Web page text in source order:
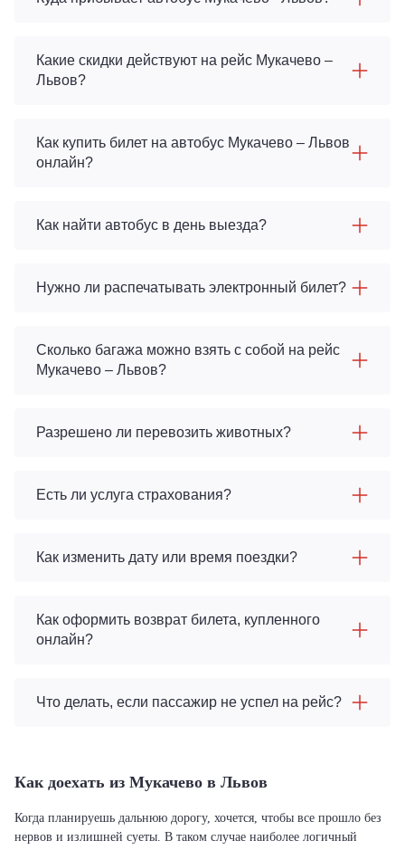
Какие скидки действуют на рейс Мукачево –
Львов?
Как купить билет на автобус Мукачево – Львов
онлайн?
Как найти автобус в день выезда?
Нужно ли распечатывать электронный билет?
Сколько багажа можно взять с собой на рейс
Мукачево – Львов?
Разрешено ли перевозить животных?
Есть ли услуга страхования?
Как изменить дату или время поездки?
Как оформить возврат билета, купленного
онлайн?
Что делать, если пассажир не успел на рейс?
Как доехать из Мукачево в Львов
Когда планируешь дальнюю дорогу, хочется, чтобы все прошло без
нервов и излишней суеты. В таком случае наиболее логичный